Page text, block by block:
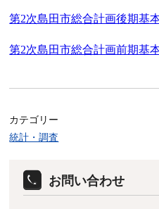
第2次島田市総合計画後期基
第2次島田市総合計画前期基
カテゴリー
統計・調査
お問い合わせ